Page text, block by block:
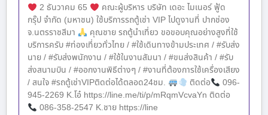
2 ธันวาคม 65
คณะผู้บริหาร บริษัท เดอะ ไมเนอร์ ฟู้ด
กรุ๊ป จำกัด (มหาชน) ใช้บริการรถตู้เช่า VIP ไปดูงานที่ ปากช่อง
จ.นตรราชสีมา
คุณชาย รถตู้นำเที่ยว ขอขอบคุณอย่างสูงที่ใช้
บริการครับ #ท่องเที่ยวทั่วไทย / #ใช้เดินทางข้ามประเทศ / #รับส่ง
นาย / #รับส่งพนักงาน / #ใช้ในงานสัมนา / #ขนส่งสินค้า / #รับ
ส่งสนามบิน / #ออกงานพิธีต่างๆ / #งานที่ต้องการใช้เครื่องเสียง
/ สนใจ #รถตู้เช่าVIPติดต่อได้ตลอด24ชม.
ติดต่อ
096-
945-2269 K.โอ๋ https://line.me/ti/p/mRqmVcvaYn ติดต่อ
086-358-2547 K.ชาย https://line